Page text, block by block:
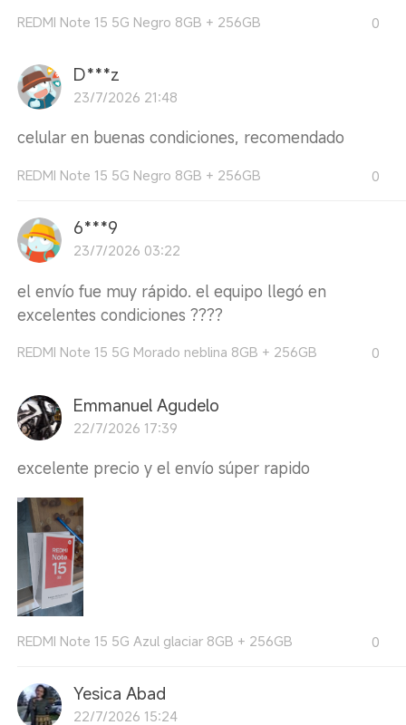
REDMI Note 15 5G Negro 8GB + 256GB 0
D***z
23/7/2026 21:48
celular en buenas condiciones, recomendado
REDMI Note 15 5G Negro 8GB + 256GB 0
6***9
23/7/2026 03:22
el envío fue muy rápido. el equipo llegó en
excelentes condiciones ????
REDMI Note 15 5G Morado neblina 8GB + 256GB 0
Emmanuel Agudelo
22/7/2026 17:39
excelente precio y el envío súper rapido
REDMI Note 15 5G Azul glaciar 8GB + 256GB 0
Yesica Abad
22/7/2026 15:24